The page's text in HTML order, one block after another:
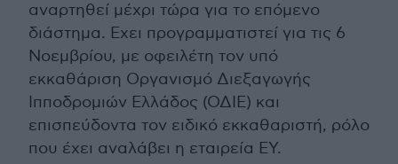
αναρτηθεί μέχρι τώρα για το επόμενο
διάστημα. Εχει προγραμματιστεί για τις 6
Νοεμβρίου, με οφειλέτη τον υπό
εκκαθάριση Οργανισμό Διεξαγωγής
Ιπποδρομιών Ελλάδος (ΟΔΙΕ) και
επισπεύδοντα τον ειδικό εκκαθαριστή, ρόλο
που έχει αναλάβει η εταιρεία ΕΥ.